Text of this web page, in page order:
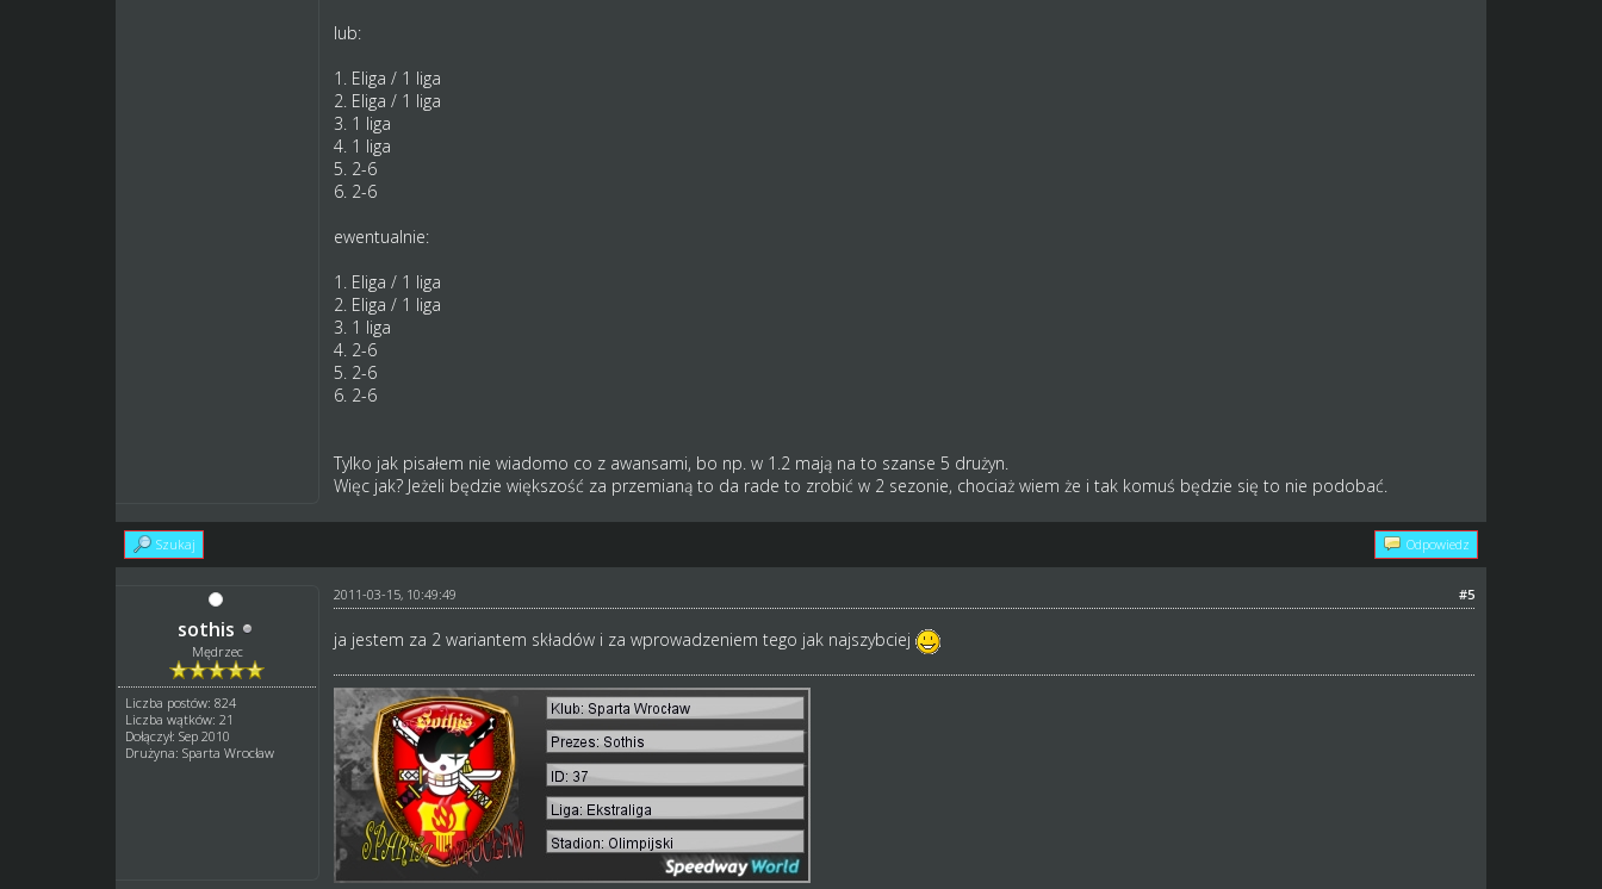
lub:
1. Eliga / 1 liga
2. Eliga / 1 liga
3. 1 liga
4. 1 liga
5. 2-6
6. 2-6
ewentualnie:
1. Eliga / 1 liga
2. Eliga / 1 liga
3. 1 liga
4. 2-6
5. 2-6
6. 2-6
Tylko jak pisałem nie wiadomo co z awansami, bo np. w 1.2 mają na to szanse 5 drużyn.
Więc jak? Jeżeli będzie większość za przemianą to da rade to zrobić w 2 sezonie, chociaż wiem że i tak komuś będzie się to nie podobać.
Szukaj Odpowiedz
sothis
Mędrzec
Liczba postów: 824
Liczba wątków: 21
Dołączył: Sep 2010
Drużyna: Sparta Wrocław
#5
2011-03-15, 10:49:49
ja jestem za 2 wariantem składów i za wprowadzeniem tego jak najszybciej